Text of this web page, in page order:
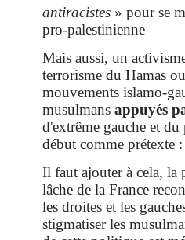
antiracistes » pour se
pro-palestinienne
Mais aussi, un
terrorisme du Hamas
mouvements islamo-
musulmans appuyés
d'extrême gauche et
début comme prétexte
Il faut ajouter à cela,
lâche de la France
les droites et les
stigmatiser les